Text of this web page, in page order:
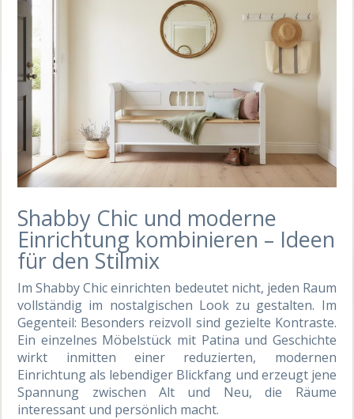
Shabby Chic und moderne
Einrichtung kombinieren – Ideen
für den Stilmix
Im Shabby Chic einrichten bedeutet nicht, jeden Raum
vollständig im nostalgischen Look zu gestalten. Im
Gegenteil: Besonders reizvoll sind gezielte Kontraste.
Ein einzelnes Möbelstück mit Patina und Geschichte
wirkt inmitten einer reduzierten, modernen
Einrichtung als lebendiger Blickfang und erzeugt jene
Spannung zwischen Alt und Neu, die Räume
interessant und persönlich macht.